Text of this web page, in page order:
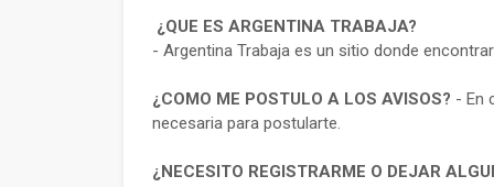
¿QUE ES ARGENTINA TRABAJA?
- Argentina Trabaja es un sitio donde
¿COMO ME POSTULO A LOS AVISOS? - En
necesaria para postularte.
¿NECESITO REGISTRARME O DEJAR